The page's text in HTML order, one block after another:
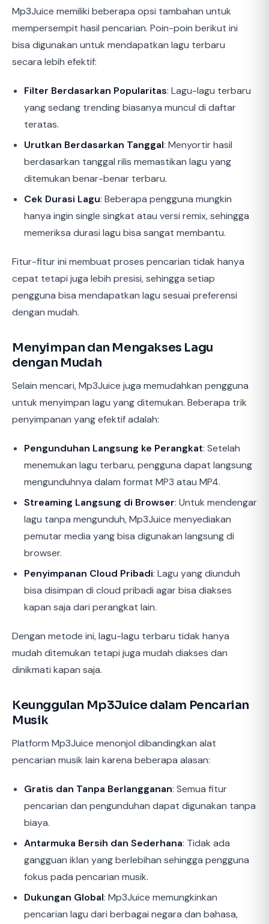
Mp3Juice memiliki beberapa opsi tambahan untuk
mempersempit hasil pencarian. Poin-poin berikut ini
bisa digunakan untuk mendapatkan lagu terbaru
secara lebih efektif:
Filter Berdasarkan Popularitas: Lagu-lagu terbaru
yang sedang trending biasanya muncul di daftar
teratas.
Urutkan Berdasarkan Tanggal: Menyortir hasil
berdasarkan tanggal rilis memastikan lagu yang
ditemukan benar-benar terbaru.
Cek Durasi Lagu: Beberapa pengguna mungkin
hanya ingin single singkat atau versi remix, sehingga
memeriksa durasi lagu bisa sangat membantu.
Fitur-fitur ini membuat proses pencarian tidak hanya
cepat tetapi juga lebih presisi, sehingga setiap
pengguna bisa mendapatkan lagu sesuai preferensi
dengan mudah.
Menyimpan dan Mengakses Lagu
dengan Mudah
Selain mencari, Mp3Juice juga memudahkan pengguna
untuk menyimpan lagu yang ditemukan. Beberapa trik
penyimpanan yang efektif adalah:
Pengunduhan Langsung ke Perangkat: Setelah
menemukan lagu terbaru, pengguna dapat langsung
mengunduhnya dalam format MP3 atau MP4.
Streaming Langsung di Browser: Untuk mendengar
lagu tanpa mengunduh, Mp3Juice menyediakan
pemutar media yang bisa digunakan langsung di
browser.
Penyimpanan Cloud Pribadi: Lagu yang diunduh
bisa disimpan di cloud pribadi agar bisa diakses
kapan saja dari perangkat lain.
Dengan metode ini, lagu-lagu terbaru tidak hanya
mudah ditemukan tetapi juga mudah diakses dan
dinikmati kapan saja.
Keunggulan Mp3Juice dalam Pencarian
Musik
Platform Mp3Juice menonjol dibandingkan alat
pencarian musik lain karena beberapa alasan:
Gratis dan Tanpa Berlangganan: Semua fitur
pencarian dan pengunduhan dapat digunakan tanpa
biaya.
Antarmuka Bersih dan Sederhana: Tidak ada
gangguan iklan yang berlebihan sehingga pengguna
fokus pada pencarian musik.
Dukungan Global: Mp3Juice memungkinkan
pencarian lagu dari berbagai negara dan bahasa,